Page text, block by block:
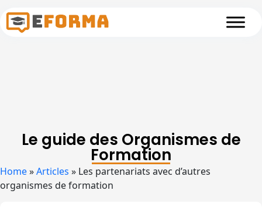
Le guide des Organismes de
Formation
Home»Articles » Les partenariats avec d’autres
organismes de formation